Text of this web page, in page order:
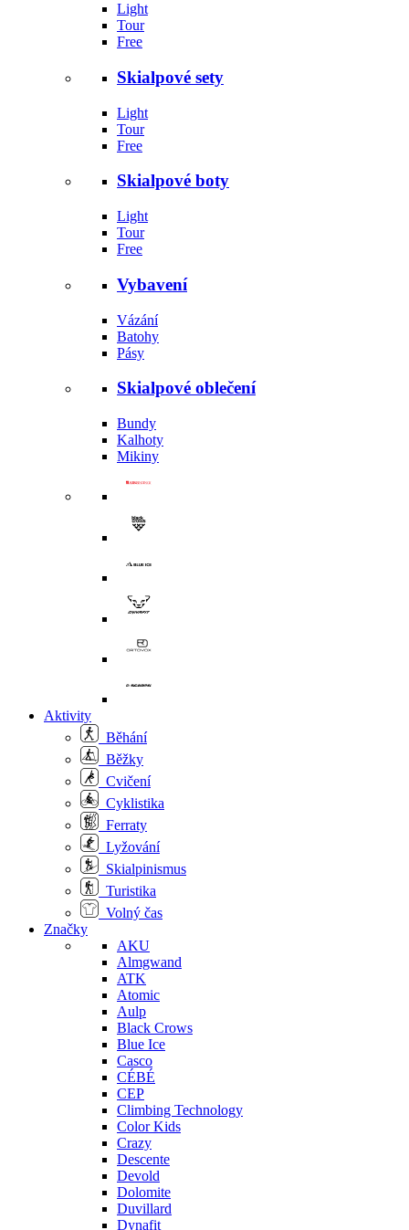
Light
Tour
Free
Skialpové sety
Light
Tour
Free
Skialpové boty
Light
Tour
Free
Vybavení
Vázání
Batohy
Pásy
Skialpové oblečení
Bundy
Kalhoty
Mikiny
Aktivity
Běhání
Běžky
Cvičení
Cyklistika
Ferraty
Lyžování
Skialpinismus
Turistika
Volný čas
Značky
AKU
Almgwand
ATK
Atomic
Aulp
Black Crows
Blue Ice
Casco
CÉBÉ
CEP
Climbing Technology
Color Kids
Crazy
Descente
Devold
Dolomite
Duvillard
Dynafit